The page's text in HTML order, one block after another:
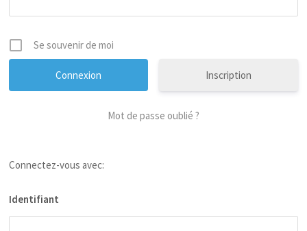
Se souvenir de moi
Inscription
Mot de passe oublié ?
Connectez-vous avec:
Identifiant